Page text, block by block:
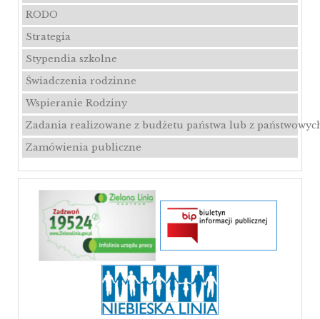
RODO
Strategia
Stypendia szkolne
Świadczenia rodzinne
Wspieranie Rodziny
Zadania realizowane z budżetu państwa lub z
Zamówienia publiczne